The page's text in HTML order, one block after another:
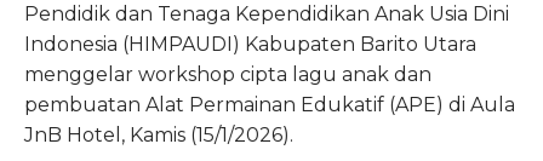
Pendidik dan Tenaga Kependidikan Anak Usia Dini
Indonesia (HIMPAUDI) Kabupaten Barito Utara
menggelar workshop cipta lagu anak dan
pembuatan Alat Permainan Edukatif (APE) di Aula
JnB Hotel, Kamis (15/1/2026).